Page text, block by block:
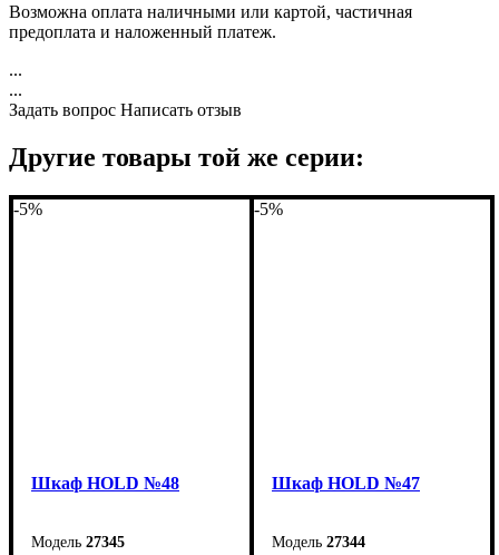
Возможна оплата наличными или картой, частичная
предоплата и наложенный платеж.
...
...
Задать вопрос Написать отзыв
Другие товары той же серии:
-5%
Шкаф НOLD №48
27345
-5%
Шкаф НOLD №47
27344